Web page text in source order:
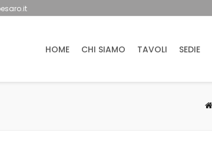
HOME CHI SIAMO TAVOLI SEDIE